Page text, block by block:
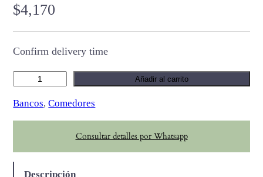
$4,170
Confirm delivery time
a
n
h
Añadir al carrito
Bancos, Comedores
Consultar detalles por Whatsapp
Descripción